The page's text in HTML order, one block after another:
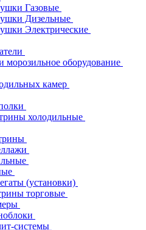
Газовые
Дизельные
Электрические
морозильное оборудование
камер
холодильные
(установки)
торговые
системы